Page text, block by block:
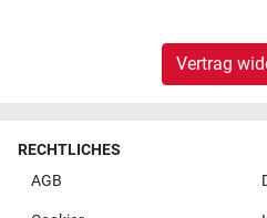
Vertrag
RECHTLICHES
AGB